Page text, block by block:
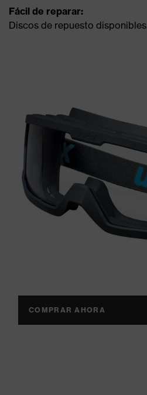
Fácil de reparar:
Discos de repuesto disponibles
COMPRAR AHORA